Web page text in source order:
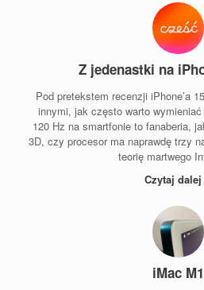
Z jedenastki na
Pod pretekstem recenzji iPhone’a
innymi, jak często warto
120 Hz na smartfonie to fanaberia,
3D, czy procesor ma naprawdę trzy
teorię martwego
Czytaj dalej
iMac M1